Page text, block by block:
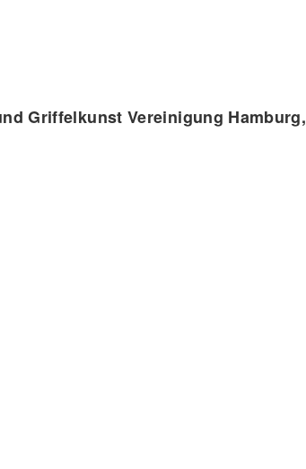
Griffelkunst Vereinigung Hamburg,